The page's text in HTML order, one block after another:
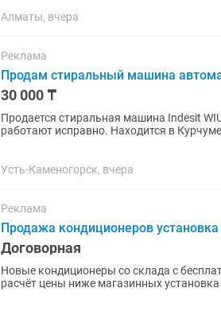
Алматы, вчера
Реклама
Продам стиральный машина
30 000 ₸
Продается стиральная машина Indesit
работают исправно. Находится в
Усть-Каменогорск, вчера
Реклама
Продажа кондиционеров
Договорная
Новые кондиционеры со склада с
расчёт цены ниже магазинных